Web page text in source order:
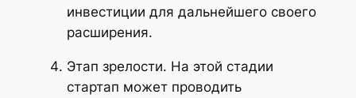
инвестиции для дальнейшего своего
расширения.
Этап зрелости. На этой стадии
стартап может проводить